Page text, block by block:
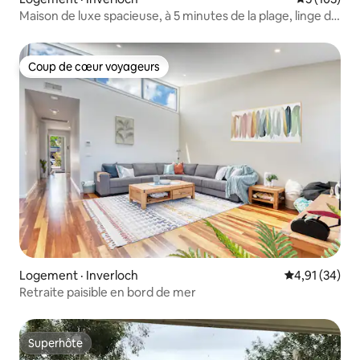
Maison de luxe spacieuse, à 5 minutes de la plage, linge de
Coup de cœur voyageurs
Coup de cœur voyageurs
Logement · Inverloch Note
4,91 (34)
Retraite paisible en bord de mer
Superhôte
Superhôte